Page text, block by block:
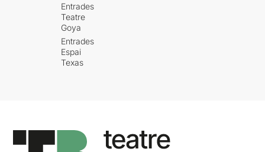
Entrades
Teatre
Goya
Entrades
Espai
Texas